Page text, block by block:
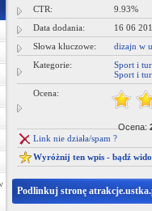
CTR:
9.93%
Data dodania:
16 06
Słowa kluczowe:
dizajn w
Kategorie:
Sport i
Sport i
Ocena:
Ocena:
Link nie działa/spam ?
Wyróżnij ten wpis - bądź
Podlinkuj stronę